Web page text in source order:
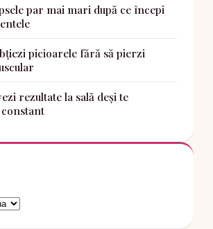
par mai mari după ce începi
picioarele fără să pierzi
rezultate la sală deși te